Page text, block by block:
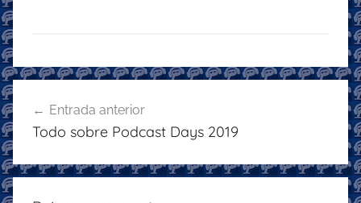
er e
b
o
o
k
s
A
p
p
gr
a
l
Navegación
de
entradas
Entrada anterior
Todo sobre Podcast Days 2019